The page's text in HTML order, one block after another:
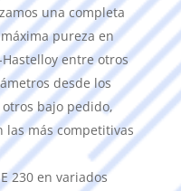
una completa
pureza en
entre otros
desde los
bajo pedido,
las más competitivas
230 en variados